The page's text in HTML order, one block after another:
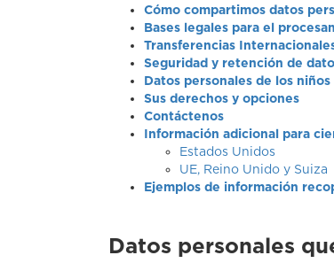
Cómo compartimos datos
Bases legales para el
Transferencias
Seguridad y retención de
Datos personales de los niños
Sus derechos y opciones
Contáctenos
Información adicional para
Estados Unidos
UE, Reino Unido y Suiza
Ejemplos de información
Datos personales